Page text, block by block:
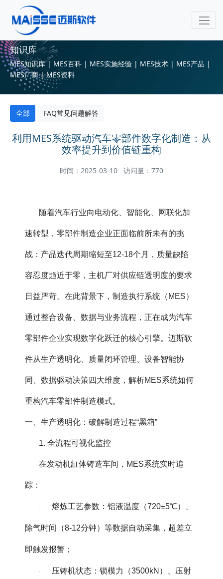
知识库
MES知识库 | MES百科 | MES实施经验 | MES技术 | MES产品 |
MES厂商 | MES资料
全部 FAQ常见问题解答
利用MES系统驱动汽车零部件数字化制造：从
效率提升到价值链重构
时间：2025-03-10 访问量：770
随着汽车行业向电动化、智能化、网联化加
速转型，零部件制造企业正面临前所未有的挑
战：产品迭代周期缩短至12-18个月，质量缺陷
容忍度趋近于零，主机厂对供应链透明度的要求
日益严苛。在此背景下，制造执行系统（MES）
通过整合设备、数据与业务流程，正在成为汽车
零部件企业实现数字化跃迁的核心引擎。迈斯软
件从生产透明化、质量闭环管理、设备智能协
同、数据驱动决策四大维度，解析MES系统如何
重构汽车零部件制造模式。
一、生产透明化：破解制造过程“黑箱”
1. 全流程可视化监控
在发动机缸体铸造车间，MES系统实时追
踪：
· 熔炼工艺参数：铝液温度（720±5℃）、
除气时间（8-12分钟）等数据自动采集，超差立
即触发报警；
· 压铸机状态：锁模力（3500kN）、压射